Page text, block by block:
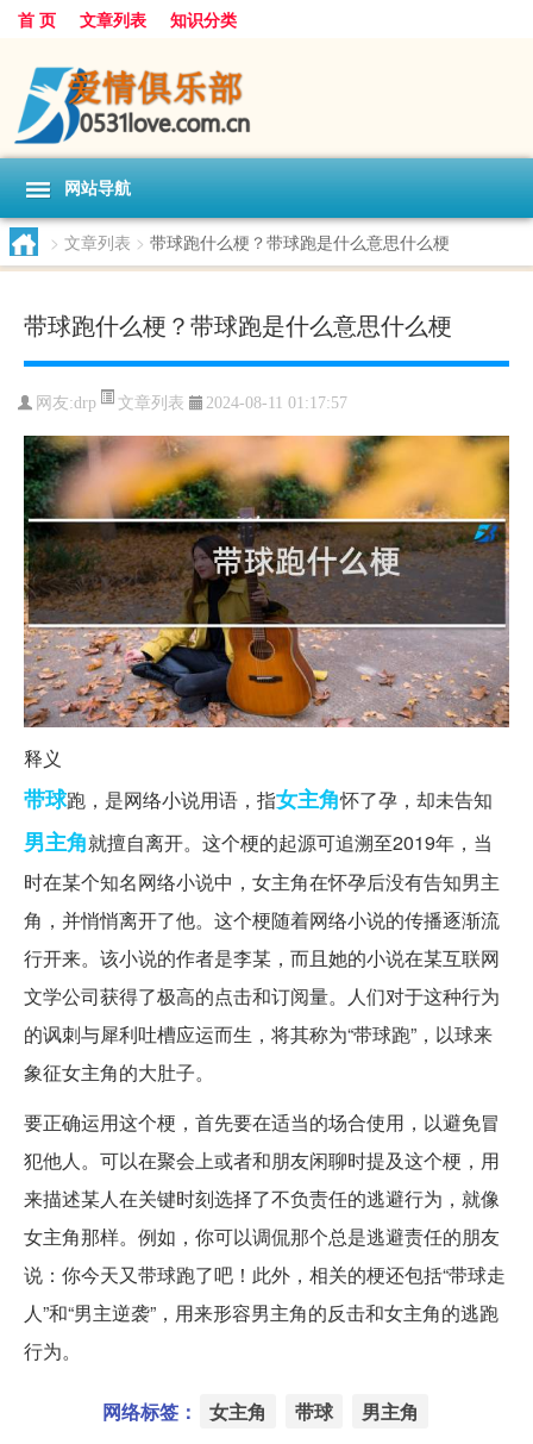
首 页 文章列表 知识分类
网站导航
> 文章列表 > 带球跑什么梗？带球跑是什么意思什么梗
带球跑什么梗？带球跑是什么意思什么梗
网友:drp 文章列表 2024-08-11 01:17:57
释义
带球跑，是网络小说用语，指女主角怀了孕，却未告知
男主角就擅自离开。这个梗的起源可追溯至2019年，当
时在某个知名网络小说中，女主角在怀孕后没有告知男主
角，并悄悄离开了他。这个梗随着网络小说的传播逐渐流
行开来。该小说的作者是李某，而且她的小说在某互联网
文学公司获得了极高的点击和订阅量。人们对于这种行为
的讽刺与犀利吐槽应运而生，将其称为“带球跑”，以球来
象征女主角的大肚子。
要正确运用这个梗，首先要在适当的场合使用，以避免冒
犯他人。可以在聚会上或者和朋友闲聊时提及这个梗，用
来描述某人在关键时刻选择了不负责任的逃避行为，就像
女主角那样。例如，你可以调侃那个总是逃避责任的朋友
说：你今天又带球跑了吧！此外，相关的梗还包括“带球走
人”和“男主逆袭”，用来形容男主角的反击和女主角的逃跑
行为。
网络标签： 女主角 带球 男主角